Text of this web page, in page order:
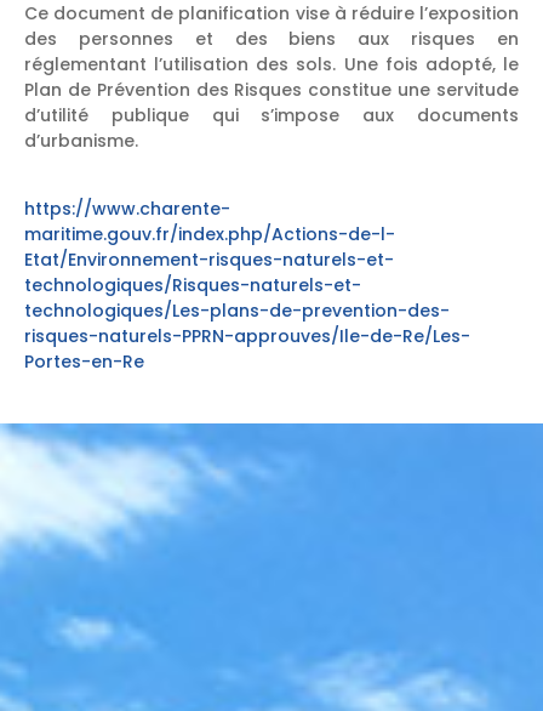
Ce document de planification vise à réduire l’exposition
des personnes et des biens aux risques en
réglementant l’utilisation des sols. Une fois adopté, le
Plan de Prévention des Risques constitue une servitude
d’utilité publique qui s’impose aux documents
d’urbanisme.
https://www.charente-
maritime.gouv.fr/index.php/Actions-de-l-
Etat/Environnement-risques-naturels-et-
technologiques/Risques-naturels-et-
technologiques/Les-plans-de-prevention-des-
risques-naturels-PPRN-approuves/Ile-de-Re/Les-
Portes-en-Re